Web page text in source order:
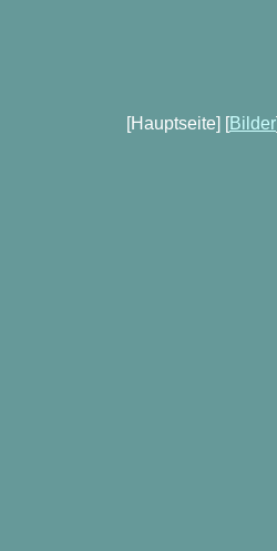
[Hauptseite] [Bilder